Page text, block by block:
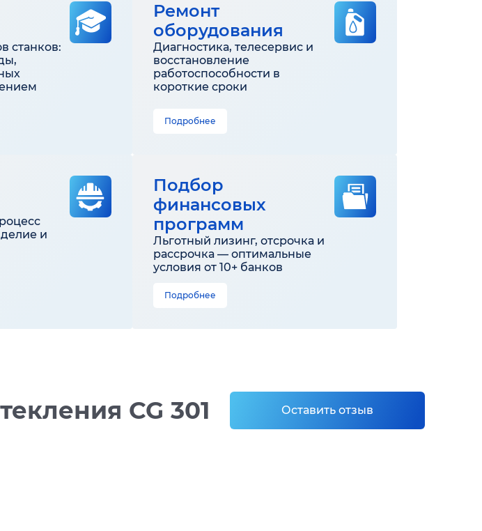
станков:
Ремонт
оборудования
Диагностика, телесервис и
восстановление
работоспособности в
короткие сроки
Подробнее
и
Подбор
финансовых
программ
Льготный лизинг, отсрочка и
рассрочка — оптимальные
условия от 10+ банков
Подробнее
CG 301 Оставить отзыв